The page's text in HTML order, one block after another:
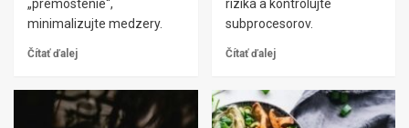
„premostenie“,
minimalizujte medzery.
Čítať ďalej
riziká a kontrolujte
subprocesorov.
Čítať ďalej